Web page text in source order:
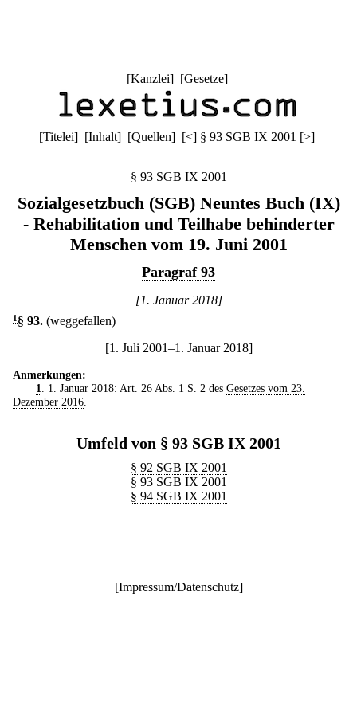
[Kanzlei] [Gesetze]
[Titelei] [Inhalt] [Quellen] [<] § 93 SGB IX 2001 [>]
§ 93 SGB IX 2001
Sozialgesetzbuch (SGB) Neuntes Buch (IX)
- Rehabilitation und Teilhabe behinderter
Menschen vom 19. Juni 2001
Paragraf 93
[1. Januar 2018]
1 § 93. (weggefallen)
[1. Juli 2001–1. Januar 2018]
Anmerkungen:
1
. 1. Januar 2018: Art. 26 Abs. 1 S. 2 des Gesetzes vom 23.
Dezember 2016
Umfeld von § 93 SGB IX 2001
§ 92 SGB IX 2001
§ 93 SGB IX 2001
§ 94 SGB IX 2001
[Impressum/Datenschutz]